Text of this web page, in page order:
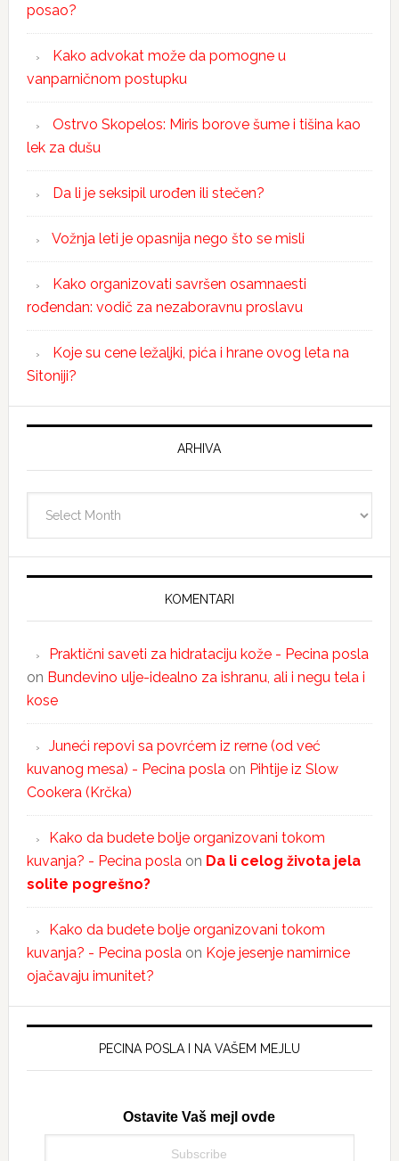
posao?
Kako advokat može da pomogne u
vanparničnom postupku
Ostrvo Skopelos: Miris borove šume i tišina kao
lek za dušu
Da li je seksipil urođen ili stečen?
Vožnja leti je opasnija nego što se misli
Kako organizovati savršen osamnaesti
rođendan: vodič za nezaboravnu proslavu
Koje su cene ležaljki, pića i hrane ovog leta na
Sitoniji?
ARHIVA
KOMENTARI
Praktični saveti za hidrataciju kože - Pecina posla
on Bundevino ulje-idealno za ishranu, ali i negu tela i
kose
Juneći repovi sa povrćem iz rerne (od već
kuvanog mesa) - Pecina posla on Pihtije iz Slow
Cookera (Krčka)
Kako da budete bolje organizovani tokom
kuvanja? - Pecina posla on Da li celog života jela
solite pogrešno?
Kako da budete bolje organizovani tokom
kuvanja? - Pecina posla on Koje jesenje namirnice
ojačavaju imunitet?
PECINA POSLA I NA VAŠEM MEJLU
Ostavite Vaš mejl ovde